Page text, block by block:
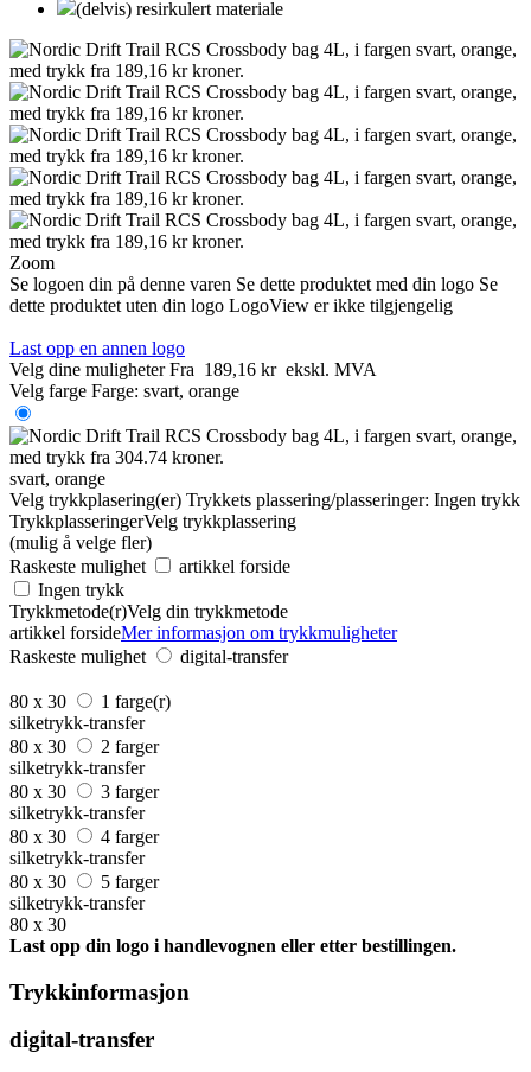
(delvis) resirkulert materiale
Zoom
Se logoen din på denne varen Se dette produktet med din logo Se
dette produktet uten din logo LogoView er ikke tilgjengelig
Last opp en annen logo
Velg dine muligheter Fra 189,16 kr ekskl. MVA
Velg farge Farge: svart, orange
svart, orange
Velg trykkplasering(er) Trykkets plassering/plasseringer: Ingen trykk
TrykkplasseringerVelg trykkplassering
(mulig å velge fler)
Raskeste mulighet
artikkel forside
Ingen trykk
Trykkmetode(r)Velg din trykkmetode
artikkel forsideMer informasjon om trykkmuligheter
Raskeste mulighet
digital-transfer
80 x 30
1 farge(r)
silketrykk-transfer
80 x 30
2 farger
silketrykk-transfer
80 x 30
3 farger
silketrykk-transfer
80 x 30
4 farger
silketrykk-transfer
80 x 30
5 farger
silketrykk-transfer
80 x 30
Last opp din logo i handlevognen eller etter bestillingen.
Trykkinformasjon
digital-transfer